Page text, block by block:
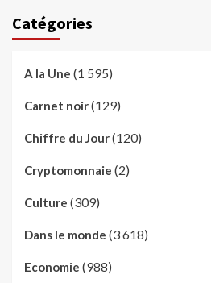
Catégories
A la Une (1 595)
Carnet noir(129)
Chiffre du Jour(120)
Cryptomonnaie (2)
Culture (309)
Dans le monde (3 618)
Economie (988)